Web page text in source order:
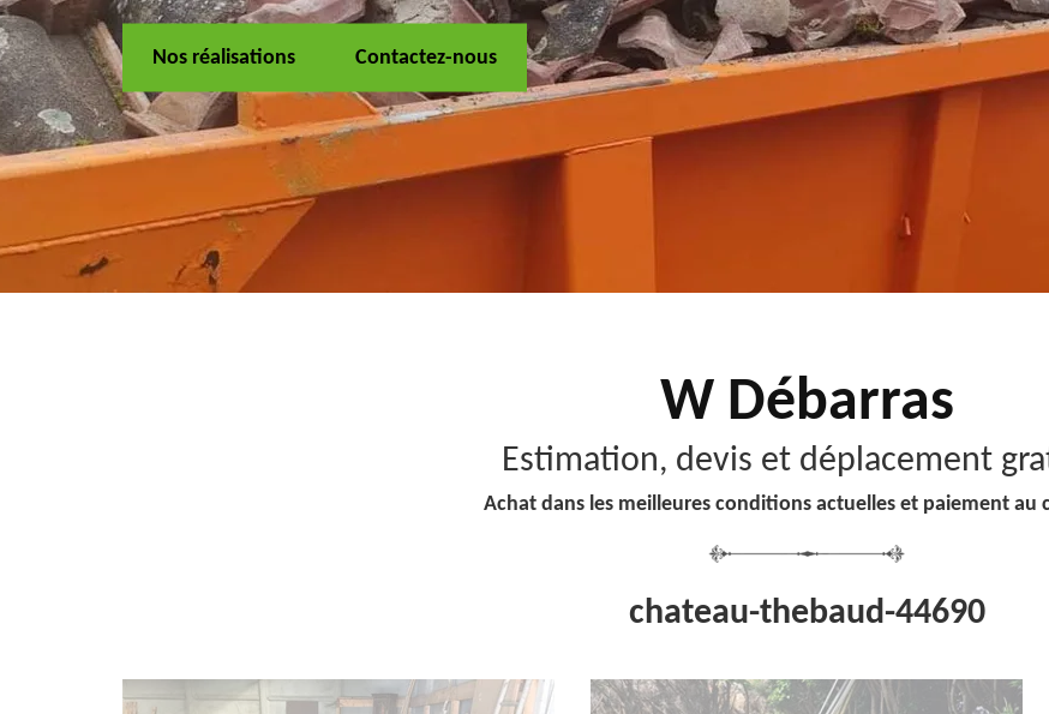
Nos réalisations Contactez-nous
W Débarras
Estimation, devis et déplacement
Achat dans les meilleures conditions actuelles et paiement au
chateau-thebaud-44690